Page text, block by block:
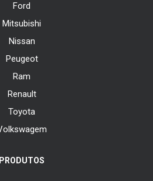
Ford
Mitsubishi
Nissan
Peugeot
Ram
Renault
Toyota
PRODUTOS